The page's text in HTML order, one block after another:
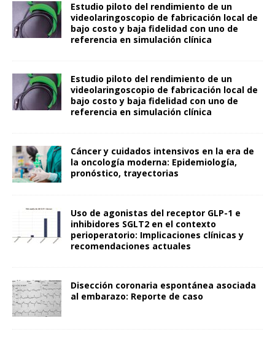
Estudio piloto del rendimiento de un
videolaringoscopio de fabricación local de
bajo costo y baja fidelidad con uno de
referencia en simulación clínica
Estudio piloto del rendimiento de un
videolaringoscopio de fabricación local de
bajo costo y baja fidelidad con uno de
referencia en simulación clínica
Cáncer y cuidados intensivos en la era de
la oncología moderna: Epidemiología,
pronóstico, trayectorias
Uso de agonistas del receptor GLP-1 e
inhibidores SGLT2 en el contexto
perioperatorio: Implicaciones clínicas y
recomendaciones actuales
Disección coronaria espontánea asociada
al embarazo: Reporte de caso